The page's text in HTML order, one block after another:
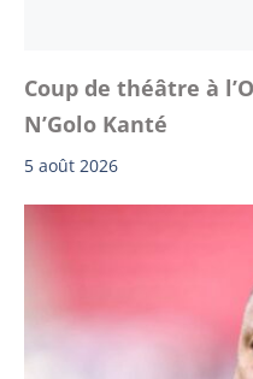
Coup de théâtre à
N’Golo Kanté
5 août 2026